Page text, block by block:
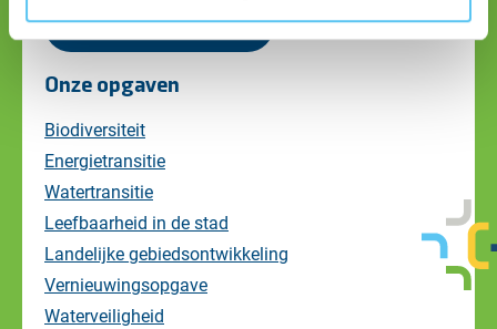
Alle contactgegevens
Onze opgaven
Biodiversiteit
Energietransitie
Watertransitie
Leefbaarheid in de stad
Landelijke gebiedsontwikkeling
Vernieuwingsopgave
Waterveiligheid